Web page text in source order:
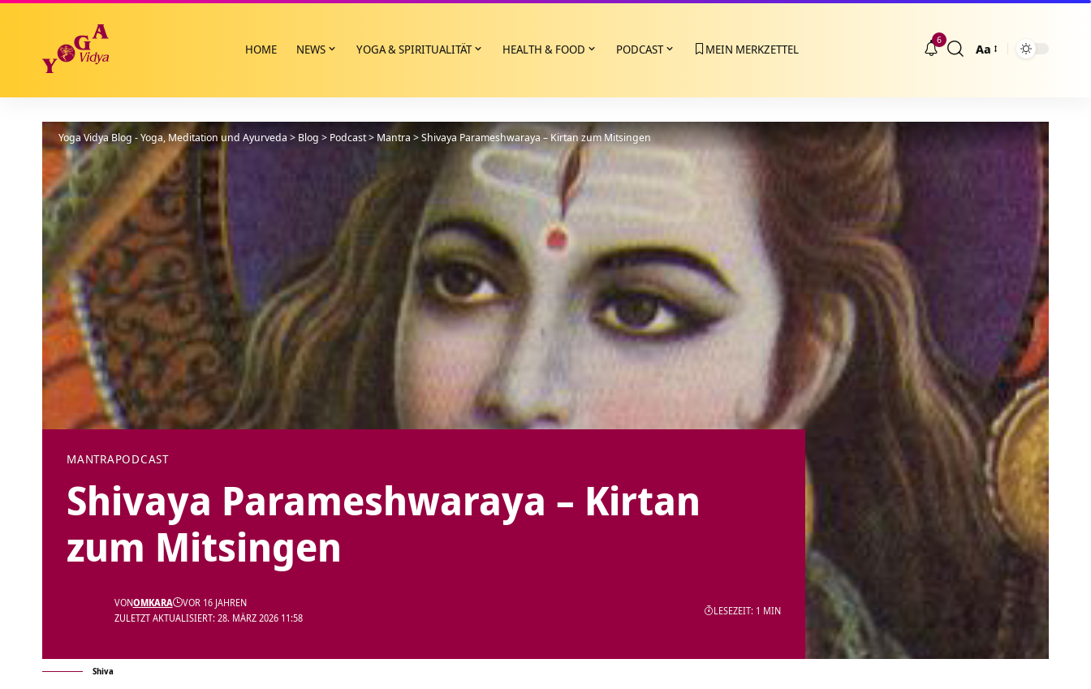
HOME NEWS YOGA & SPIRITUALITÄT HEALTH & FOOD PODCAST MEIN MERKZETTEL
6
Größenänderung
Aa
Yoga Vidya Blog - Yoga, Meditation und Ayurveda > Blog > Podcast> Mantra >Shivaya Parameshwaraya – Kirtan zum Mitsingen
MANTRAPODCAST
Shivaya Parameshwaraya – Kirtan
zum Mitsingen
ZULETZT AKTUALISIERT: 28. MÄRZ 2026 11:58
VONOMKARA VOR 16 JAHREN
LESEZEIT: 1 MIN
Shiva